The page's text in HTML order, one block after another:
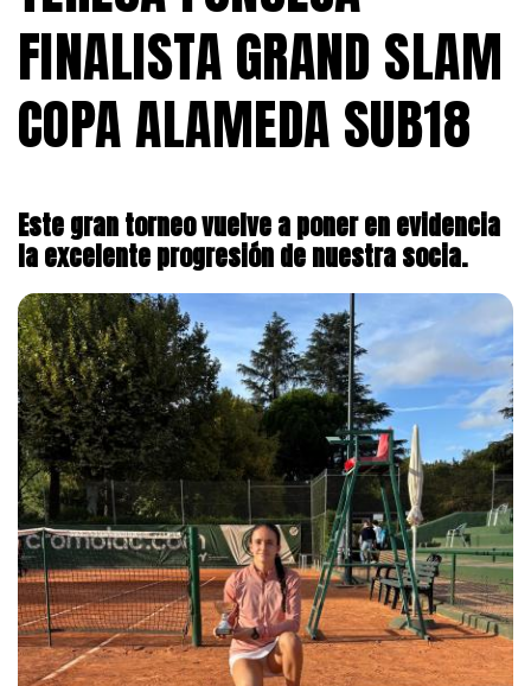
FINALISTA GRAND SLAM
COPA ALAMEDA SUB18
Este gran torneo vuelve a poner en evidencia
la excelente progresión de nuestra socia.